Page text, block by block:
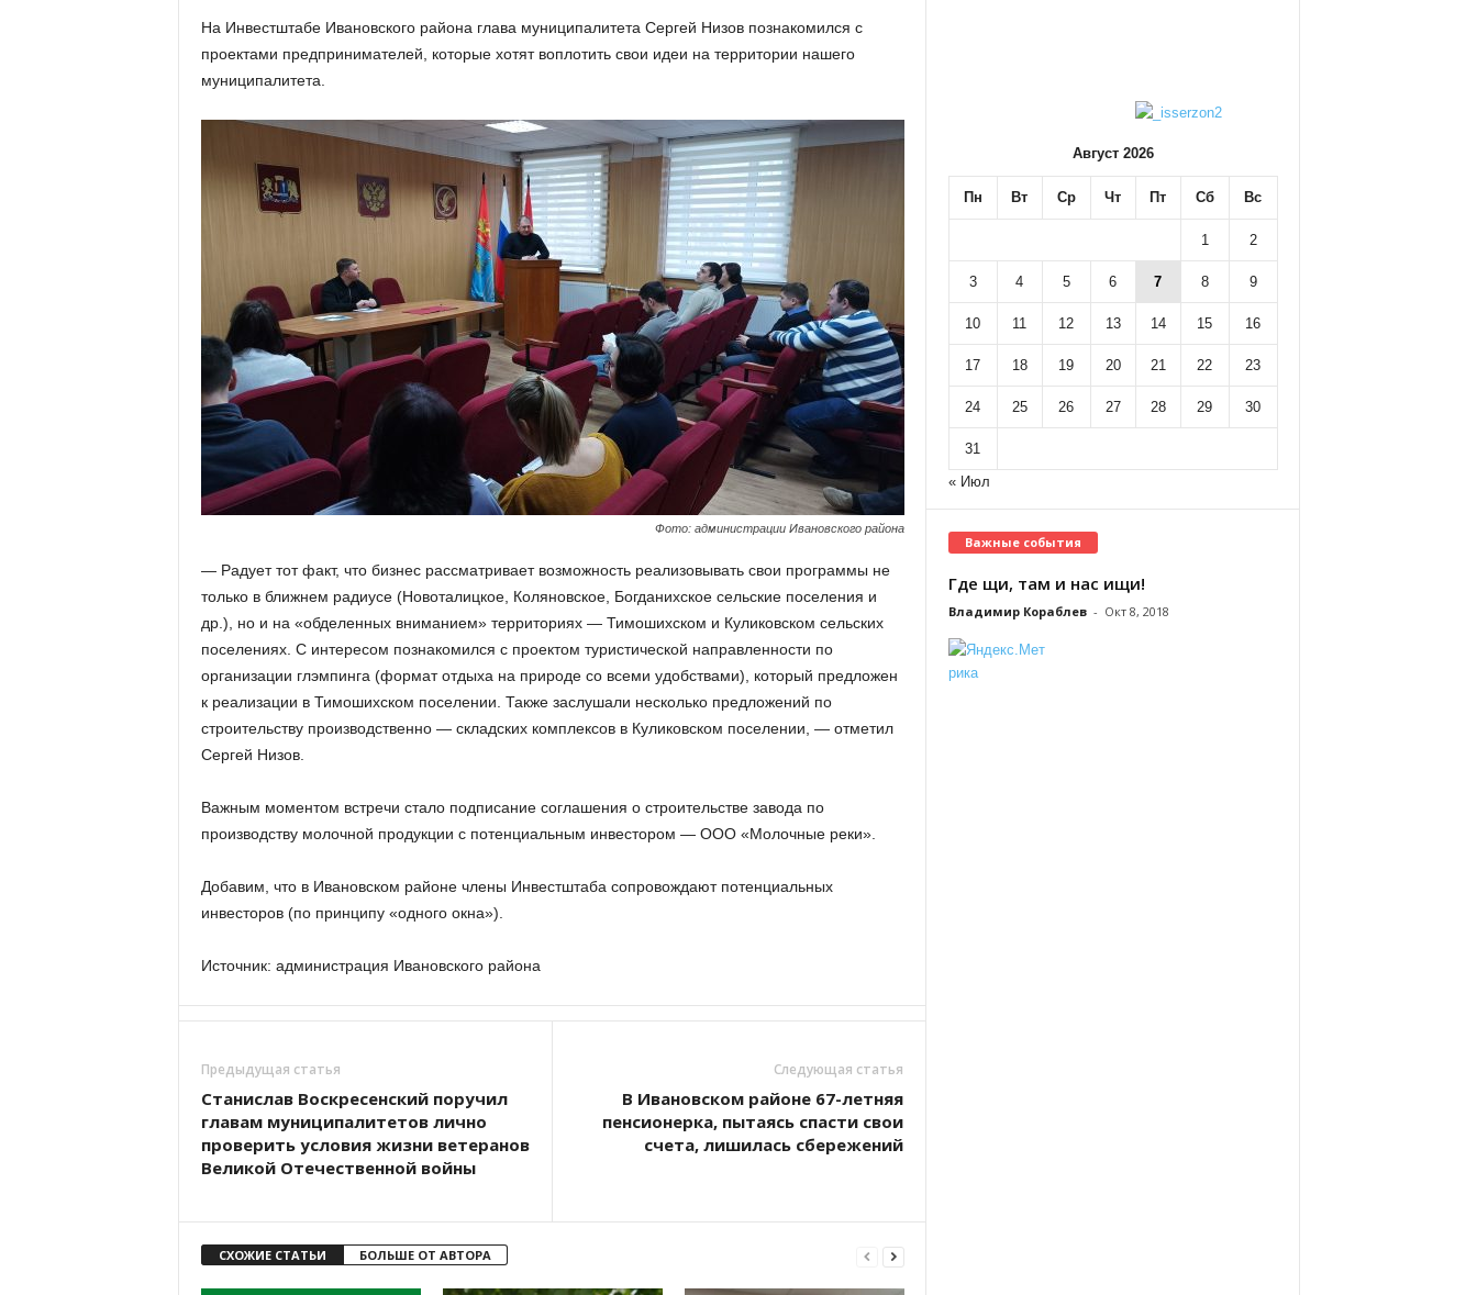
На Инвестштабе Ивановского района глава муниципалитета Сергей Низов познакомился с
проектами предпринимателей, которые хотят воплотить свои идеи на территории нашего
муниципалитета.
Фото: администрации Ивановского района
— Радует тот факт, что бизнес рассматривает возможность реализовывать свои программы не
только в ближнем радиусе (Новоталицкое, Коляновское, Богданихское сельские поселения и
др.), но и на «обделенных вниманием» территориях — Тимошихском и Куликовском сельских
поселениях. С интересом познакомился с проектом туристической направленности по
организации глэмпинга (формат отдыха на природе со всеми удобствами), который предложен
к реализации в Тимошихском поселении. Также заслушали несколько предложений по
строительству производственно — складских комплексов в Куликовском поселении, — отметил
Сергей Низов.
Важным моментом встречи стало подписание соглашения о строительстве завода по
производству молочной продукции с потенциальным инвестором — ООО «Молочные реки».
Добавим, что в Ивановском районе члены Инвестштаба сопровождают потенциальных
инвесторов (по принципу «одного окна»).
Источник: администрация Ивановского района
Предыдущая статья
Станислав Воскресенский поручил
главам муниципалитетов лично
проверить условия жизни ветеранов
Великой Отечественной войны
Следующая статья
В Ивановском районе 67-летняя
пенсионерка, пытаясь спасти свои
счета, лишилась сбережений
СХОЖИЕ СТАТЬИ БОЛЬШЕ ОТ АВТОРА
Август 2026
Пн Вт Ср Чт Пт Сб Вс
1 2
3 4 5 6 7 8 9
10 11 12 13 14 15 16
17 18 19 20 21 22 23
24 25 26 27 28 29 30
31
« Июл
Важные события
Где щи, там и нас ищи!
Владимир Кораблев - Окт 8, 2018